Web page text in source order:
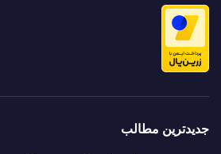
جدیدترین مطالب